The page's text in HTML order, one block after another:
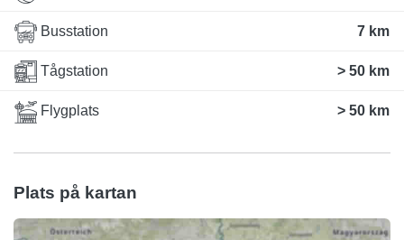
Busstation 7 km
Tågstation > 50 km
Flygplats > 50 km
Plats på kartan